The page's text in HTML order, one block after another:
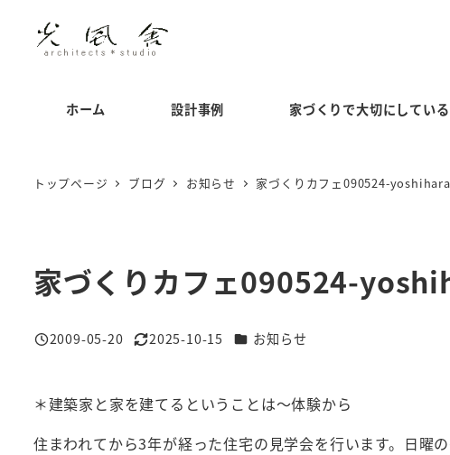
ホーム 設計事例 家づくりで大切にしてい
トップページ ブログ お知らせ 家づくりカフェ090524-yoshihara
家づくりカフェ090524-
投稿日
2009-05-20
更新日
2025-10-15 カテゴリー
お知らせ
＊建築家と家を建てるということは～体験から
住まわれてから3年が経った住宅の見学会を行います。日曜